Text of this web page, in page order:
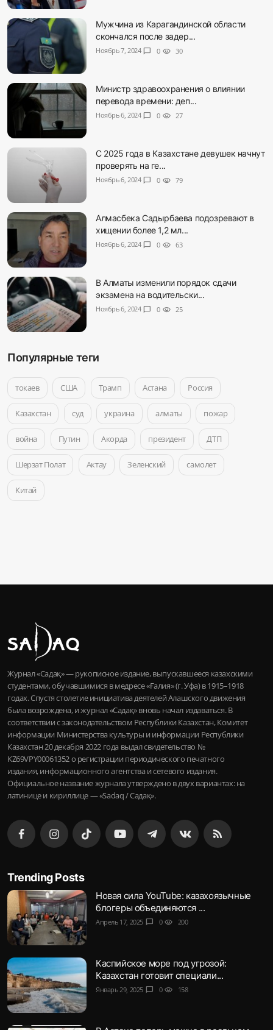
Мужчина из Карагандинской области
скончался после задер...
Ноябрь 7, 2024 chat_bubble 0 visibility 30
Министр здравоохранения о влиянии
перевода времени: деп...
Ноябрь 6, 2024 chat_bubble 0 visibility 27
С 2025 года в Казахстане девушек начнут
проверять на ге...
Ноябрь 6, 2024 chat_bubble 0 visibility 79
Алмасбека Садырбаева подозревают в
хищении более 1,2 мл...
Ноябрь 6, 2024 chat_bubble 0 visibility 63
В Алматы изменили порядок сдачи
экзамена на водительски...
Ноябрь 6, 2024 chat_bubble 0 visibility 25
Популярные теги
токаев США Трамп Астана Россия
Казахстан суд украина алматы пожар
война Путин Акорда президент ДТП
Шерзат Полат Актау Зеленский самолет
Китай
Журнал «Садақ» — рукописное издание, выпускавшееся казахскими
студентами, обучавшимися в медресе «Ғалия» (г. Уфа) в 1915–1918
годах. Спустя столетие инициатива деятелей Алашского движения
была возрождена, и журнал «Садақ» вновь начал издаваться. В
соответствии с законодательством Республики Казахстан, Комитет
информации Министерства культуры и информации Республики
Казахстан 20 декабря 2022 года выдал свидетельство №
KZ69VPY00061352 о регистрации периодического печатного
издания, информационного агентства и сетевого издания.
Официальное название журнала утверждено в двух вариантах: на
латинице и кириллице — «Sadaq / Садақ».
Trending Posts
Новая сила YouTube: казахоязычные
блогеры объединяются ...
Апрель 17, 2025 chat_bubble 0 visibility 200
Каспийское море под угрозой:
Казахстан готовит специали...
Январь 29, 2025 chat_bubble 0 visibility 158